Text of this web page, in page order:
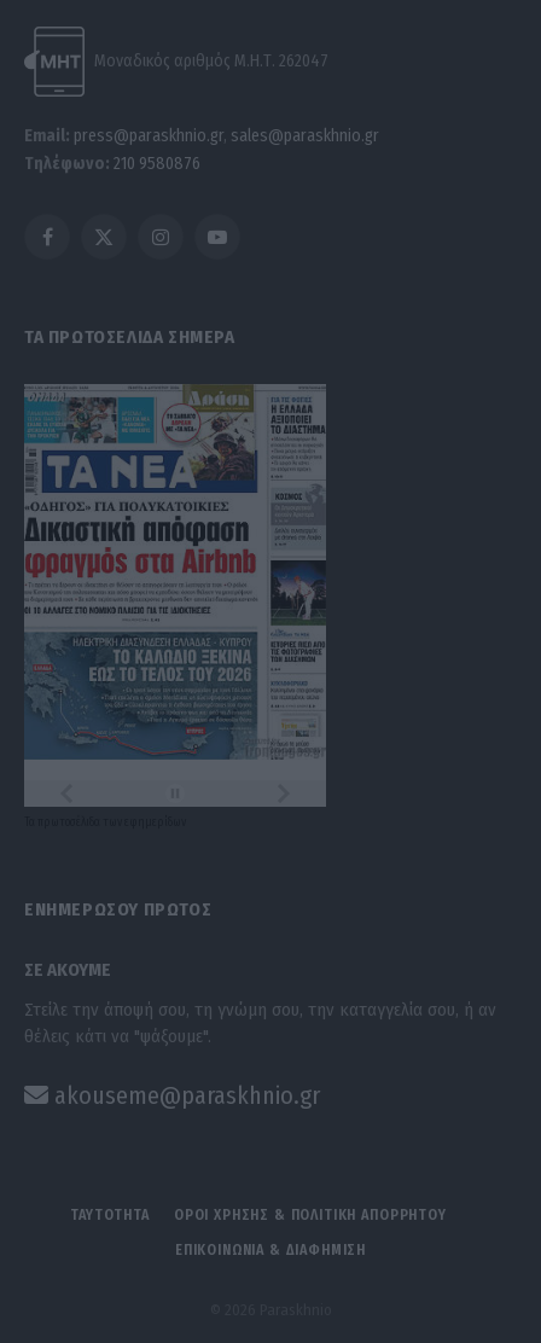
Μοναδικός αριθμός Μ.Η.Τ. 262047
Email: press@paraskhnio.gr, sales@paraskhnio.gr
Τηλέφωνο: 210 9580876
Facebook
X
InstagramYouTube
ΤΑ ΠΡΩΤΟΣΕΛΙΔΑ ΣΗΜΕΡΑ
ΕΝΗΜΕΡΩΣΟΥ ΠΡΩΤΟΣ
ΣΕ ΑΚΟΥΜΕ
Στείλε την άποψή σου, τη γνώμη σου, την καταγγελία σου, ή αν
θέλεις κάτι να "ψάξουμε".
akouseme@paraskhnio.gr
ΤΑΥΤΟΤΗΤΑ ΟΡΟΙ ΧΡΗΣΗΣ & ΠΟΛΙΤΙΚΗ ΑΠΟΡΡΗΤΟΥ
ΕΠΙΚΟΙΝΩΝΙΑ & ΔΙΑΦΗΜΙΣΗ